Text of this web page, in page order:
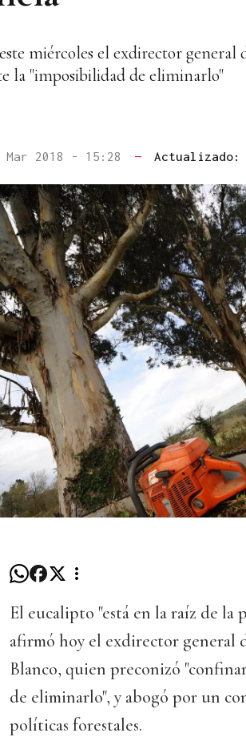
miércoles el exdirector
la "imposibilidad de eliminarlo"
Mar 2018 - 15:28 — Actualizado:
El eucalipto "está en la raíz de
afirmó hoy el exdirector general
Blanco, quien preconizó
de eliminarlo", y abogó por un
políticas forestales.